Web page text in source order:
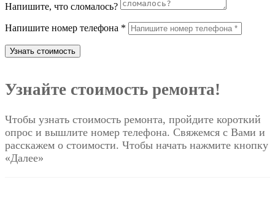
Напишите, что сломалось?
Напишите номер телефона *
Узнать стоимость
Узнайте стоимость ремонта!
Чтобы узнать стоимость ремонта, пройдите короткий
опрос и вышлите номер телефона. Свяжемся с Вами и
расскажем о стоимости. Чтобы начать нажмите кнопку
«Далее»